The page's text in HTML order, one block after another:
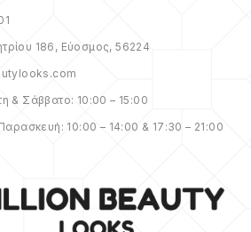
186, Εύοσμος, 56224
& Σάββατο: 10:00 – 15:00
10:00 – 14:00 & 17:30 – 21:00